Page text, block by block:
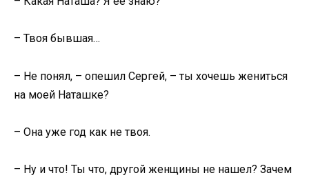
– Твоя бывшая…
– Не понял, – опешил Сергей, – ты хочешь жениться
на моей Наташке?
– Она уже год как не твоя.
– Ну и что! Ты что, другой женщины не нашел? Зачем